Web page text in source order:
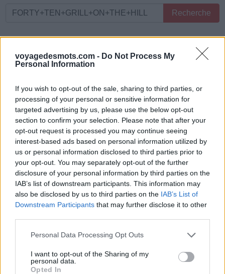
voyagedesmots.com - Do Not Process My
Personal Information
If you wish to opt-out of the sale, sharing to third parties, or
processing of your personal or sensitive information for
targeted advertising by us, please use the below opt-out
section to confirm your selection. Please note that after your
opt-out request is processed you may continue seeing
interest-based ads based on personal information utilized by
us or personal information disclosed to third parties prior to
your opt-out. You may separately opt-out of the further
disclosure of your personal information by third parties on the
IAB’s list of downstream participants. This information may
also be disclosed by us to third parties on the IAB’s List of
Downstream Participants that may further disclose it to other
Personal Data Processing Opt Outs
I want to opt-out of the Sharing of my
personal data.
Opted In
le
niveau
Recherche
mot
connu.
Entrez
mot
Recherche
Le niveau de jeu n'a pas été trouvé.